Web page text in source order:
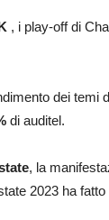
, i play-off di
dei temi
di auditel.
, la
2023 ha